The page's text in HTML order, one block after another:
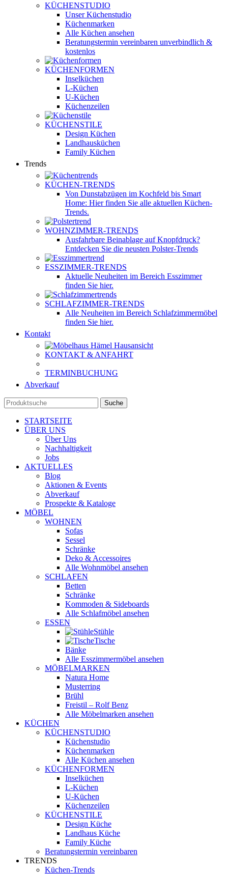
KÜCHENSTUDIO
Unser Küchenstudio
Küchenmarken
Alle Küchen ansehen
Beratungstermin vereinbaren unverbindlich &
kostenlos
KÜCHENFORMEN
Inselküchen
L-Küchen
U-Küchen
Küchenzeilen
KÜCHENSTILE
Design Küchen
Landhausküchen
Family Küchen
Trends
KÜCHEN-TRENDS
Von Dunstabzügen im Kochfeld bis Smart
Home: Hier finden Sie alle aktuellen Küchen-
Trends.
WOHNZIMMER-TRENDS
Ausfahrbare Beinablage auf Knopfdruck?
Entdecken Sie die neusten Polster-Trends
ESSZIMMER-TRENDS
Aktuelle Neuheiten im Bereich Esszimmer
finden Sie hier.
SCHLAFZIMMER-TRENDS
Alle Neuheiten im Bereich Schlafzimmermöbel
finden Sie hier.
Kontakt
KONTAKT & ANFAHRT
TERMINBUCHUNG
Abverkauf
Suche
STARTSEITE
ÜBER UNS
Über Uns
Nachhaltigkeit
Jobs
AKTUELLES
Blog
Aktionen & Events
Abverkauf
Prospekte & Kataloge
MÖBEL
WOHNEN
Sofas
Sessel
Schränke
Deko & Accessoires
Alle Wohnmöbel ansehen
SCHLAFEN
Betten
Schränke
Kommoden & Sideboards
Alle Schlafmöbel ansehen
ESSEN
Stühle
Tische
Bänke
Alle Esszimmermöbel ansehen
MÖBELMARKEN
Natura Home
Musterring
Brühl
Freistil – Rolf Benz
Alle Möbelmarken ansehen
KÜCHEN
KÜCHENSTUDIO
Küchenstudio
Küchenmarken
Alle Küchen ansehen
KÜCHENFORMEN
Inselküchen
L-Küchen
U-Küchen
Küchenzeilen
KÜCHENSTILE
Design Küche
Landhaus Küche
Family Küche
Beratungstermin vereinbaren
TRENDS
Küchen-Trends